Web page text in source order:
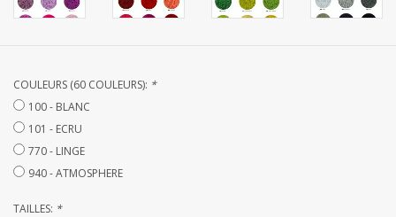
Linge de Plage
Yacht et voiliers, serviettes
Vêtements d'intérieur et de
nuit (FEMMES)
COULEURS (60 COULEURS): *
100 - BLANC
101 - ECRU
770 - LINGE
940 - ATMOSPHERE
TAILLES: *